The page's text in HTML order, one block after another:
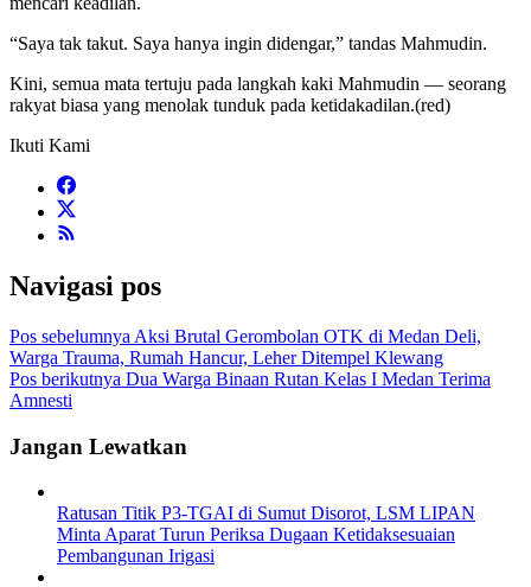
“Saya tak takut. Saya hanya ingin didengar,” tandas Mahmudin.
Kini, semua mata tertuju pada langkah kaki Mahmudin — seorang
rakyat biasa yang menolak tunduk pada ketidakadilan.(red)
Ikuti Kami
Navigasi pos
Pos sebelumnya Aksi Brutal Gerombolan OTK di Medan Deli,
Warga Trauma, Rumah Hancur, Leher Ditempel Klewang
Pos berikutnya Dua Warga Binaan Rutan Kelas I Medan Terima
Amnesti
Jangan Lewatkan
Ratusan Titik P3-TGAI di Sumut Disorot, LSM LIPAN
Minta Aparat Turun Periksa Dugaan Ketidaksesuaian
Pembangunan Irigasi